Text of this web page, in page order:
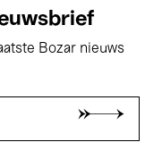
Bozar nieuws